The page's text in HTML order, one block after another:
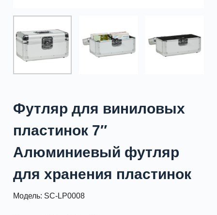
Футляр для виниловых
пластинок 7″
Алюминиевый футляр
для хранения пластинок
Модель: SC-LP0008